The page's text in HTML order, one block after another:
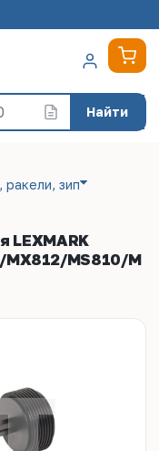
Найти
зип
LEXMARK
MX812/MS810/M